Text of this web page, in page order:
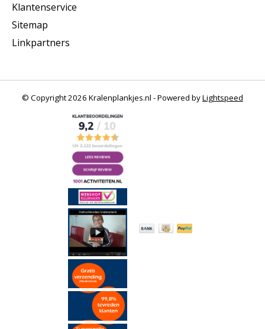
Klantenservice
Sitemap
Linkpartners
© Copyright 2026 Kralenplankjes.nl - Powered byLightspeed